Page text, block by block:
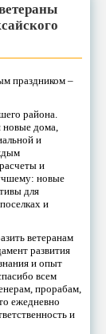
праздником –
района.
дома,
и
и
новые
для
и
ветеранам
развития
и опыт
всем
прорабам,
ежедневно
и